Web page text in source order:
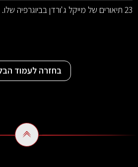
23 תיאורים של מייקל ג'ורדן בביוגרפיה שלו.
בחזרה לעמוד